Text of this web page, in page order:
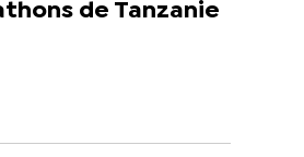
de Tanzanie